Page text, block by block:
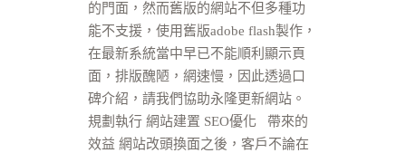
的門面，然而舊版的網站不但多種功
能不支援，使用舊版adobe flash製作，
在最新系統當中早已不能順利顯示頁
面，排版醜陋，網速慢，因此透過口
碑介紹，請我們協助永隆更新網站。
規劃執行 網站建置 SEO優化 帶來的
效益 網站改頭換面之後，客戶不論在